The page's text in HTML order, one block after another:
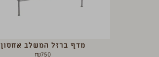
מדף ברזל המשלב אחסון
₪750